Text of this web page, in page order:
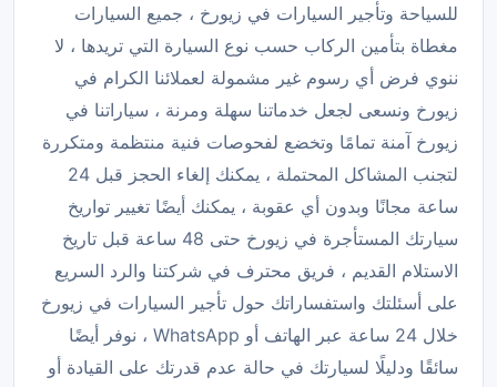
للسياحة وتأجير السيارات في زيورخ ، جميع السيارات
مغطاة بتأمين الركاب حسب نوع السيارة التي تريدها ، لا
ننوي فرض أي رسوم غير مشمولة لعملائنا الكرام في
زيورخ ونسعى لجعل خدماتنا سهلة ومرنة ، سياراتنا في
زيورخ آمنة تمامًا وتخضع لفحوصات فنية منتظمة ومتكررة
لتجنب المشاكل المحتملة ، يمكنك إلغاء الحجز قبل 24
ساعة مجانًا وبدون أي عقوبة ، يمكنك أيضًا تغيير تواريخ
سيارتك المستأجرة في زيورخ حتى 48 ساعة قبل تاريخ
الاستلام القديم ، فريق محترف في شركتنا والرد السريع
على أسئلتك واستفساراتك حول تأجير السيارات في زيورخ
خلال 24 ساعة عبر الهاتف أو WhatsApp ، نوفر أيضًا
سائقًا ودليلًا لسيارتك في حالة عدم قدرتك على القيادة أو